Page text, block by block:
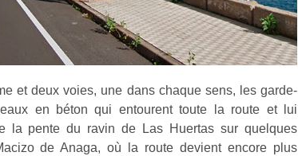
et deux voies, une dans chaque sens, les garde-
en béton qui entourent toute la route et lui
la pente du ravin de Las Huertas sur quelques
de Anaga, où la route devient encore plus